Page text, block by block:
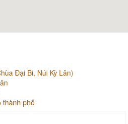
Đại Bi, Núi Kỳ Lân)
phố